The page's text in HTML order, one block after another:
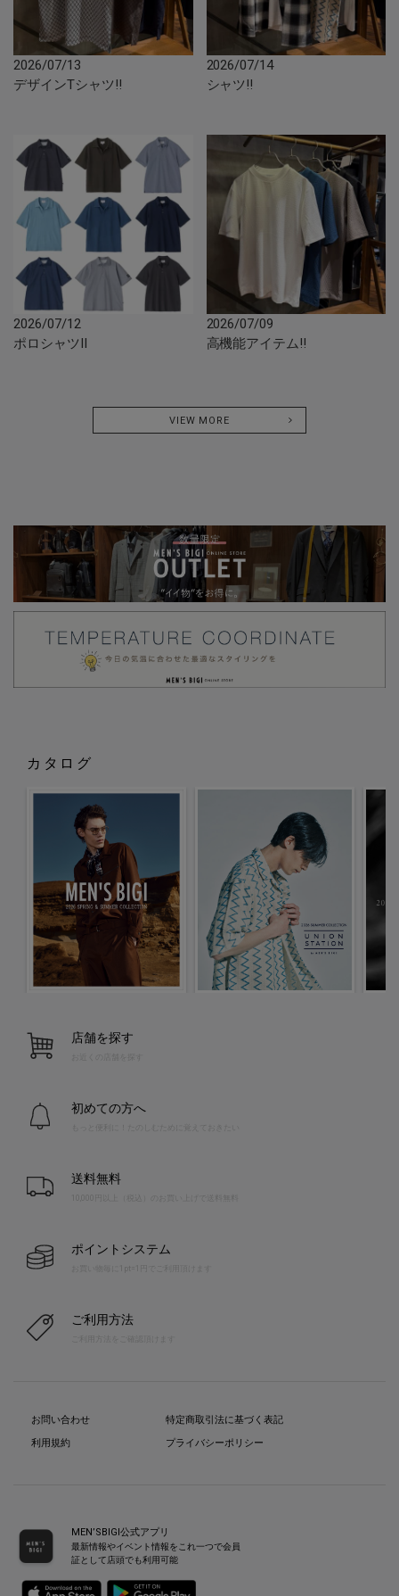
2026/07/13
デザインTシャツ‼︎
2026/07/14
シャツ‼︎
2026/07/12
ポロシャツII
2026/07/09
高機能アイテム‼︎
VIEW MORE
カタログ
店舗を探す
お近くの店舗を探す
初めての方へ
送料無料
10,000円以上（税込）のお買い上げで送料無料
ポイントシステム
お買い物毎に1pt=1円でご利用頂けます
ご利用方法
お問い合わせ
利用規約
特定商取引法に基づく表記
プライバシーポリシー
MEN’SBIGI公式アプリ
最新情報やイベント情報をこれ一つで会員
証として店頭でも利用可能